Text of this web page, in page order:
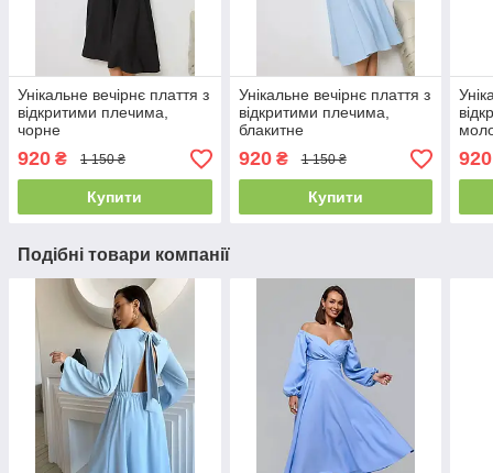
Унікальне вечірнє плаття з
відкритими плечима,
чорне
920 ₴ 1 150 ₴
Купити
Унікальне вечірнє плаття з
відкритими плечима,
блакитне
920₴ 1 150 ₴
Купити
920
Подібні товари компанії